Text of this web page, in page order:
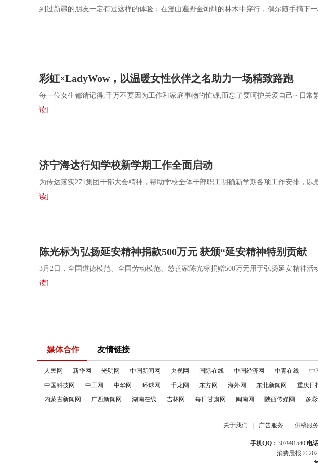
到过新疆的朋友一定有过这样的体验：在漫山遍野金灿灿的林木中穿行，偶尔随手摘
彩虹×LadyWow，以温暖女性伙伴之名助力一场精致路跑
每一位女生都请记得,千万不要因为工作和家庭事物的忙碌,而忘了要呵护关爱自己~ 日
读]
济宁海达行知学校新学期工作全面启动
为传达落实271集团干部大会精神，帮助学校全体干部职工明确新学期各项工作安排，
读]
陈光标为弘扬延安精神捐款500万元 获颁“延安精神特别贡献
3月2日，全国道德模范、全国劳动模范、慈善家陈光标捐赠500万元用于弘扬延安精神
读]
媒体合作 友情链接
人民网 新华网 光明网 中国新闻网 央视网 国际在线 中国经济网 中青在线 中
中国科技网
中工网 中华网 环球网 千龙网 东方网 海外网 东北新闻网 重庆日
内蒙古新闻网
广西新闻网 湖南在线 吉林网 每日甘肃网 闽南网 陕西传媒网 多
关于我们 广告服务 供稿服务
手机QQ： 307991540 电
消费晨报 ©